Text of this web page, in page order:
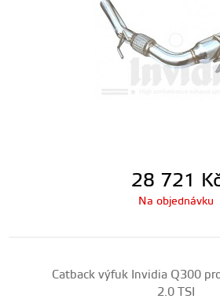
28 721
Na objednávku
Catback výfuk Invidia Q300
2.0 TSI